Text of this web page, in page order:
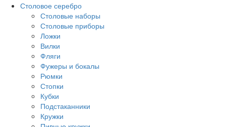
Столовое серебро
Столовые наборы
Столовые приборы
Ложки
Вилки
Фляги
Фужеры и бокалы
Рюмки
Стопки
Кубки
Подстаканники
Кружки